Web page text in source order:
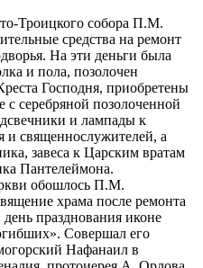
Троицкого собора П.М.
средства на ремонт
На эти деньги была
и пола, позолочен
Господня, приобретены
с серебряной позолоченной
и лампады к
и священнослужителей, а
завеса к Царским вратам
Пантелеймона.
обошлось П.М.
храма после ремонта
день празднования иконе
Совершал его
Нафанаил в